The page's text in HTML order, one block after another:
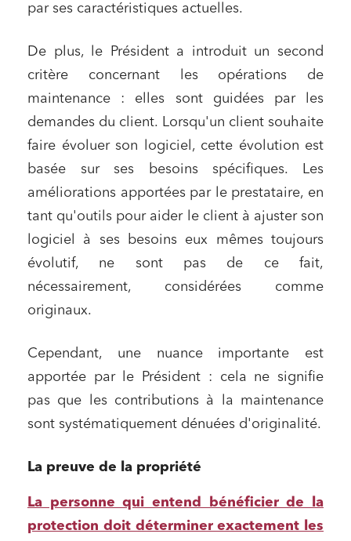
par ses caractéristiques actuelles.
De plus, le Président a introduit un second
critère concernant les opérations de
maintenance : elles sont guidées par les
demandes du client. Lorsqu'un client souhaite
faire évoluer son logiciel, cette évolution est
basée sur ses besoins spécifiques. Les
améliorations apportées par le prestataire, en
tant qu'outils pour aider le client à ajuster son
logiciel à ses besoins eux mêmes toujours
évolutif, ne sont pas de ce fait,
nécessairement, considérées comme
originaux.
Cependant, une nuance importante est
apportée par le Président : cela ne signifie
pas que les contributions à la maintenance
sont systématiquement dénuées d'originalité.
La preuve de la propriété
La personne qui entend bénéficier de la
protection doit déterminer exactement les